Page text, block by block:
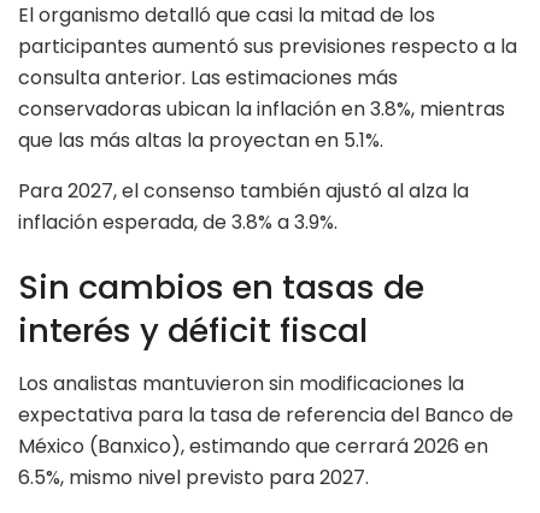
El organismo detalló que casi la mitad de los
participantes aumentó sus previsiones respecto a la
consulta anterior. Las estimaciones más
conservadoras ubican la inflación en 3.8%, mientras
que las más altas la proyectan en 5.1%.
Para 2027, el consenso también ajustó al alza la
inflación esperada, de 3.8% a 3.9%.
Sin cambios en tasas de
interés y déficit fiscal
Los analistas mantuvieron sin modificaciones la
expectativa para la tasa de referencia del Banco de
México (Banxico), estimando que cerrará 2026 en
6.5%, mismo nivel previsto para 2027.